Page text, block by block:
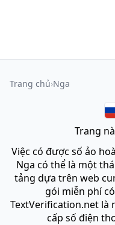
Trang chủ Nga
Trang
Việc có được số ảo
Nga có thể là một
tảng dựa trên web
gói miễn phí
TextVerification.net
cấp số điện